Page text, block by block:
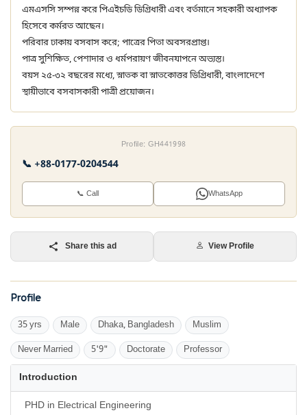
এমএসসি সম্পন্ন করে পিএইচডি ডিগ্রিধারী এবং বর্তমানে সহকারী অধ্যাপক
হিসেবে কর্মরত আছেন।
পরিবার ঢাকায় বসবাস করে; পাত্রের পিতা অবসরপ্রাপ্ত।
পাত্র সুশিক্ষিত, পেশাদার ও ধর্মপরায়ণ জীবনযাপনে অভ্যস্ত।
বয়স ২৫-৩২ বছরের মধ্যে, স্নাতক বা স্নাতকোত্তর ডিগ্রিধারী, বাংলাদেশে
স্থায়ীভাবে বসবাসকারী পাত্রী প্রয়োজন।
Profile: GH441998
📞 +88-0177-0204544
📞 Call WhatsApp
Share this ad View Profile
Profile
35 yrs Male Dhaka, Bangladesh Muslim
Never Married 5'9" Doctorate Professor
Introduction
PHD in Electrical Engineering